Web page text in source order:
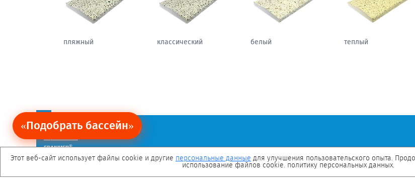
пляжный классический белый теплый
«Подобрать бассейн»
Ограничение обязательств.
Политика персональных данных
FRANMER®— зарегистрированная торговая марка.
Мы в социальных сетях
Этот веб-сайт использует файлы cookie и другие персональные данные для улучшения пользовательского опыта.
использование файлов cookie. политику персональных данных.